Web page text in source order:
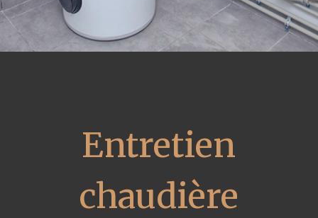
Entretien
chaudière